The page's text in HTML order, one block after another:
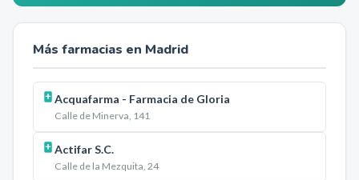
Más farmacias en Madrid
Acquafarma - Farmacia de Gloria
Calle de Minerva, 141
Actifar S.C.
Calle de la Mezquita, 24